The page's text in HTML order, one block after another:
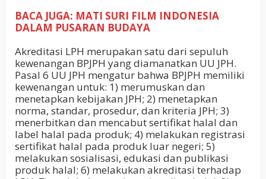
BACA JUGA: MATI SURI FILM INDONESIA
DALAM PUSARAN BUDAYA
Akreditasi LPH merupakan satu dari sepuluh
kewenangan BPJPH yang diamanatkan UU JPH.
Pasal 6 UU JPH mengatur bahwa BPJPH memiliki
kewenangan untuk: 1) merumuskan dan
menetapkan kebijakan JPH; 2) menetapkan
norma, standar, prosedur, dan kriteria JPH; 3)
menerbitkan dan mencabut sertifikat halal dan
label halal pada produk; 4) melakukan registrasi
sertifikat halal pada produk luar negeri; 5)
melakukan sosialisasi, edukasi dan publikasi
produk halal; 6) melakukan akreditasi terhadap